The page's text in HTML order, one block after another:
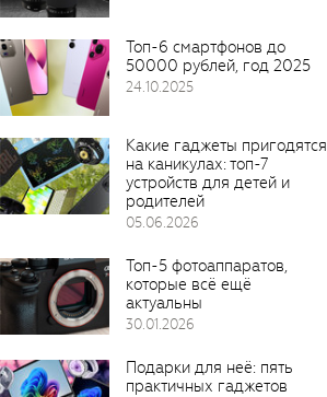
Топ-6 смартфонов до
50000 рублей, год 2025
24.10.2025
Какие гаджеты пригодятся
на каникулах: топ-7
устройств для детей и
родителей
05.06.2026
Топ-5 фотоаппаратов,
которые всё ещё
актуальны
30.01.2026
Подарки для неё: пять
практичных гаджетов